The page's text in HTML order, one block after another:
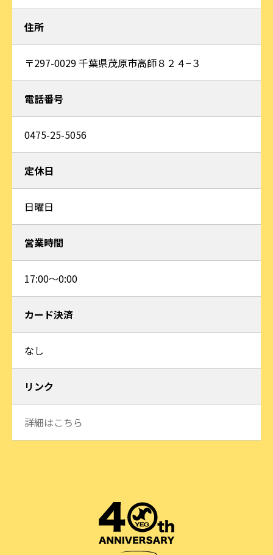
住所
〒297-0029 千葉県茂原市高師８２４−３
電話番号
0475-25-5056
定休日
日曜日
営業時間
17:00〜0:00
カード決済
なし
リンク
詳細はこちら